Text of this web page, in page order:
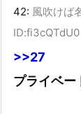
42: 風吹けば
ID:fi3cQTdU0
>>27
プライベー